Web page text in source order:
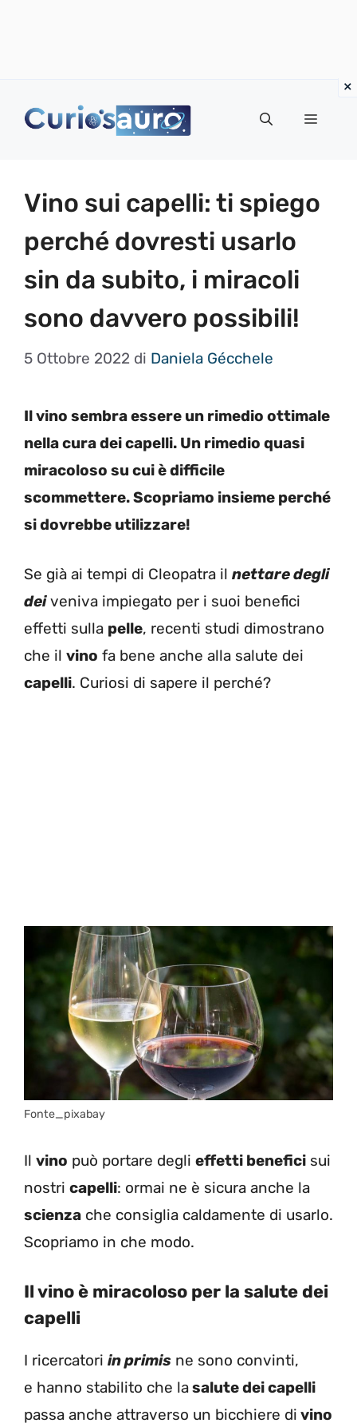
Menu
Vino sui capelli: ti spiego
perché dovresti usarlo
sin da subito, i miracoli
sono davvero possibili!
5 Ottobre 2022 di Daniela Gécchele
Il vino sembra essere un rimedio ottimale
nella cura dei capelli. Un rimedio quasi
miracoloso su cui è difficile
scommettere. Scopriamo insieme perché
si dovrebbe utilizzare!
Se già ai tempi di Cleopatra il nettare degli
deiveniva impiegato per i suoi benefici
effetti sulla pelle, recenti studi dimostrano
che il vino fa bene anche alla salute dei
capelli. Curiosi di sapere il perché?
Fonte_pixabay
Il vino può portare degli effetti benefici sui
nostri capelli: ormai ne è sicura anche la
scienza che consiglia caldamente di usarlo.
Scopriamo in che modo.
Il vino è miracoloso per la salute dei
capelli
I ricercatori in primis ne sono convinti,
e hanno stabilito che lasalute dei capelli
passa anche attraverso un bicchiere di vino